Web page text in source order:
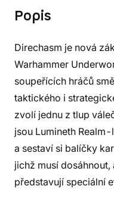
Popis
Direchasm je nová
Warhammer
soupeřících hráčů
taktického i
zvolí jednu z tlup
jsou Lumineth
a sestaví si balíčky
jichž musí
představují speciální